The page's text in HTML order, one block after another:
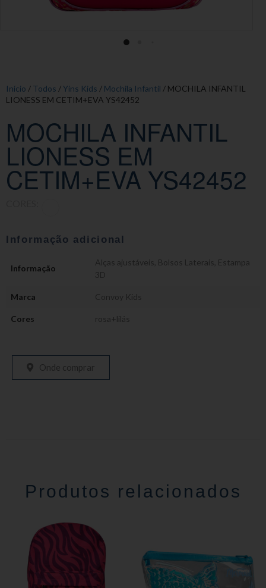
Início / Todos /Yins Kids / Mochila Infantil / MOCHILA INFANTIL
LIONESS EM CETIM+EVA YS42452
MOCHILA INFANTIL
LIONESS EM
CETIM+EVA YS42452
Informação adicional
Informação
Alças ajustáveis Bolsos Laterais Estampa
3D
Marca Convoy Kids
Cores rosa+lilás
Onde comprar
Produtos relacionados